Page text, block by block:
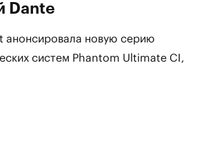
Dante
анонсировала новую серию
систем Phantom Ultimate CI,